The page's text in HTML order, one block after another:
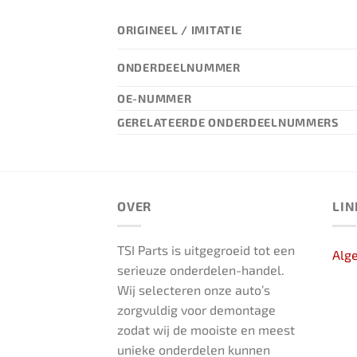
ORIGINEEL / IMITATIE
ONDERDEELNUMMER
OE-NUMMER
GERELATEERDE ONDERDEELNUMMERS
OVER
TSI Parts is uitgegroeid tot een
serieuze onderdelen-handel.
Wij selecteren onze auto’s
zorgvuldig voor demontage
zodat wij de mooiste en meest
unieke onderdelen kunnen